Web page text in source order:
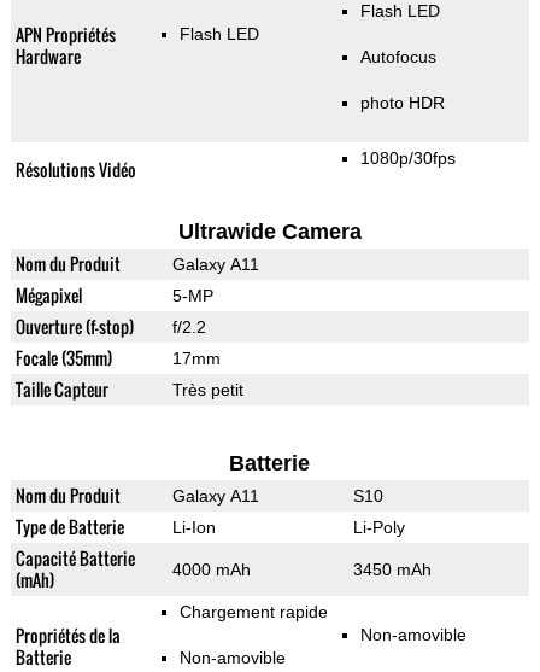
APN Propriétés
Hardware
Flash LED
Flash LED
Autofocus
photo HDR
Résolutions Vidéo 1080p/30fps
Ultrawide Camera
Nom du Produit Galaxy A11
Mégapixel 5-MP
Ouverture (f-stop) f/2.2
Focale (35mm) 17mm
Taille Capteur Très petit
Batterie
Nom du Produit Galaxy A11 S10
Type de Batterie Li-Ion Li-Poly
Capacité Batterie
(mAh)
4000 mAh 3450 mAh
Propriétés de la
Batterie
Chargement rapide
Non-amovible
Non-amovible